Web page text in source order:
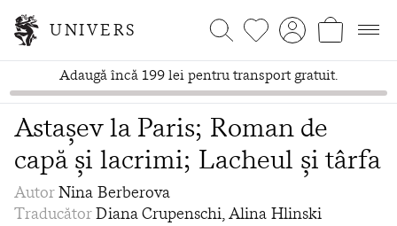
UNIVERS
Adaugă încă 199 lei pentru transport gratuit.
Astașev la Paris; Roman de
capă și lacrimi; Lacheul și târfa
AutorNina Berberova
TraducătorDiana Crupenschi, Alina Hlinski